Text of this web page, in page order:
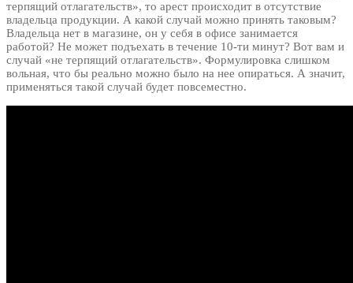
терпящий отлагательств», то арест происходит в отсутствие
владельца продукции. А какой случай можно принять таковым?
Владельца нет в магазине, он у себя в офисе занимается
работой? Не может подъехать в течение 10-ти минут? Вот вам и
случай «не терпящий отлагательств». Формулировка слишком
вольная, что бы реально можно было на нее опираться. А значит,
применяться такой случай будет повсеместно.